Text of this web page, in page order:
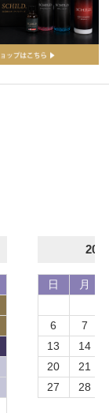
日 月
6
7
13
14
20
21
27
28